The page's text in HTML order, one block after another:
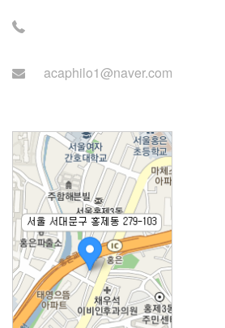
acaphilo1@naver.com